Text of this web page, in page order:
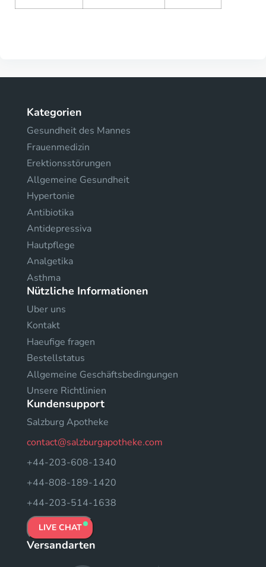
Kategorien
Gesundheit des Mannes
Frauenmedizin
Erektionsstörungen
Allgemeine Gesundheit
Hypertonie
Antibiotika
Antidepressiva
Hautpflege
Analgetika
Asthma
Nützliche Informationen
Uber uns
Kontakt
Haeufige fragen
Bestellstatus
Allgemeine Geschäftsbedingungen
Unsere Richtlinien
Kundensupport
Salzburg Apotheke
contact@salzburgapotheke.com
+44-203-608-1340
+44-808-189-1420
+44-203-514-1638
LIVE CHAT
Versandarten